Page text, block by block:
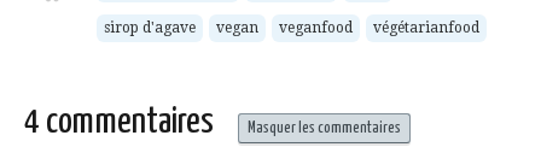
nouvellesirop d'agave vegan veganfood végétarianfood
4 commentaires Masquer les commentaires